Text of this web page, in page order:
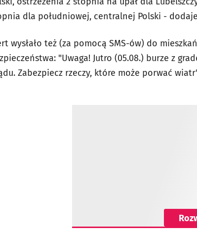
dla południowej, centralnej Polski - dodaje
wysłało też (za pomocą SMS-ów) do
"Uwaga! Jutro (05.08.) burze z
Zabezpiecz rzeczy, które może porwać